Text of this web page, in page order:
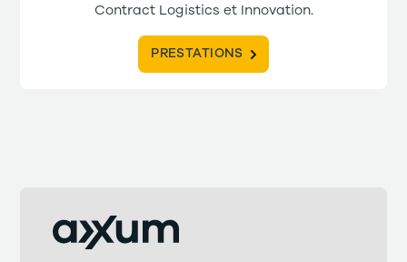
Contract Logistics et Innovation.
PRESTATIONS